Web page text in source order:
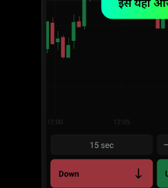
इसे यहाँ